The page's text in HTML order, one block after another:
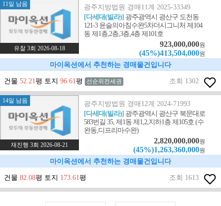
11일 남음
유찰 3회 2026-08-18
광주지방법원 경매11계 2025-33349
[다세대(빌라)] 광주광역시 광산구 도천동
121-3 윤슬의아침수완5차더시그니처 제104
동 제1층,2층,3층,4층 제101호
923,000,000원
(45%)413,504,000원
마이옥션에서 추천하는 경매물건입니다
건물 52.21평 토지 96.61평 선순위전세권 조회 1302
14일 남음
재진행 3회 2026-08-21
광주지방법원 경매12계 2024-71993
[다세대(빌라)] 광주광역시 광산구 북문대로
583번길 35, 제1동 제1,2,지하1층 제105호 (수
완동,디프리마수완)
2,820,000,000원
(45%)1,263,360,000원
마이옥션에서 추천하는 경매물건입니다
건물 82.08평 토지 173.61평 조회 1613